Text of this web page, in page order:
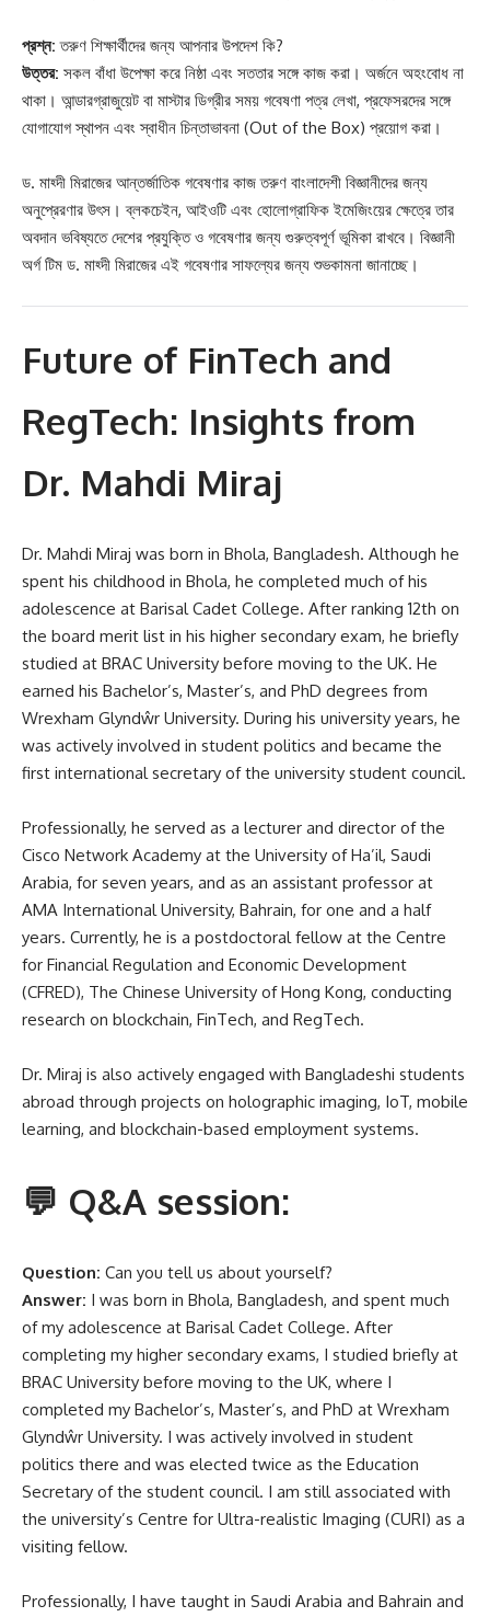
প্রশ্ন: তরুণ শিক্ষার্থীদের জন্য আপনার উপদেশ কি?
উত্তর: সকল বাঁধা উপেক্ষা করে নিষ্ঠা এবং সততার সঙ্গে কাজ করা। অর্জনে অহংবোধ না
থাকা। আন্ডারগ্রাজুয়েট বা মাস্টার ডিগ্রীর সময় গবেষণা পত্র লেখা, প্রফেসরদের সঙ্গে
যোগাযোগ স্থাপন এবং স্বাধীন চিন্তাভাবনা (Out of the Box) প্রয়োগ করা।
ড. মাহ্দী মিরাজের আন্তর্জাতিক গবেষণার কাজ তরুণ বাংলাদেশী বিজ্ঞানীদের জন্য
অনুপ্রেরণার উৎস। ব্লকচেইন, আইওটি এবং হোলোগ্রাফিক ইমেজিংয়ের ক্ষেত্রে তার
অবদান ভবিষ্যতে দেশের প্রযুক্তি ও গবেষণার জন্য গুরুত্বপূর্ণ ভূমিকা রাখবে। বিজ্ঞানী
অর্গ টিম ড. মাহ্দী মিরাজের এই গবেষণার সাফল্যের জন্য শুভকামনা জানাচ্ছে।
Future of FinTech and
RegTech: Insights from
Dr. Mahdi Miraj
Dr. Mahdi Miraj was born in Bhola, Bangladesh. Although he
spent his childhood in Bhola, he completed much of his
adolescence at Barisal Cadet College. After ranking 12th on
the board merit list in his higher secondary exam, he briefly
studied at BRAC University before moving to the UK. He
earned his Bachelor’s, Master’s, and PhD degrees from
Wrexham Glyndŵr University. During his university years, he
was actively involved in student politics and became the
first international secretary of the university student council.
Professionally, he served as a lecturer and director of the
Cisco Network Academy at the University of Ha’il, Saudi
Arabia, for seven years, and as an assistant professor at
AMA International University, Bahrain, for one and a half
years. Currently, he is a postdoctoral fellow at the Centre
for Financial Regulation and Economic Development
(CFRED), The Chinese University of Hong Kong, conducting
research on blockchain, FinTech, and RegTech.
Dr. Miraj is also actively engaged with Bangladeshi students
abroad through projects on holographic imaging, IoT, mobile
learning, and blockchain-based employment systems.
💬 Q&A session:
Question: Can you tell us about yourself?
Answer: I was born in Bhola, Bangladesh, and spent much
of my adolescence at Barisal Cadet College. After
completing my higher secondary exams, I studied briefly at
BRAC University before moving to the UK, where I
completed my Bachelor’s, Master’s, and PhD at Wrexham
Glyndŵr University. I was actively involved in student
politics there and was elected twice as the Education
Secretary of the student council. I am still associated with
the university’s Centre for Ultra-realistic Imaging (CURI) as a
visiting fellow.
Professionally, I have taught in Saudi Arabia and Bahrain and